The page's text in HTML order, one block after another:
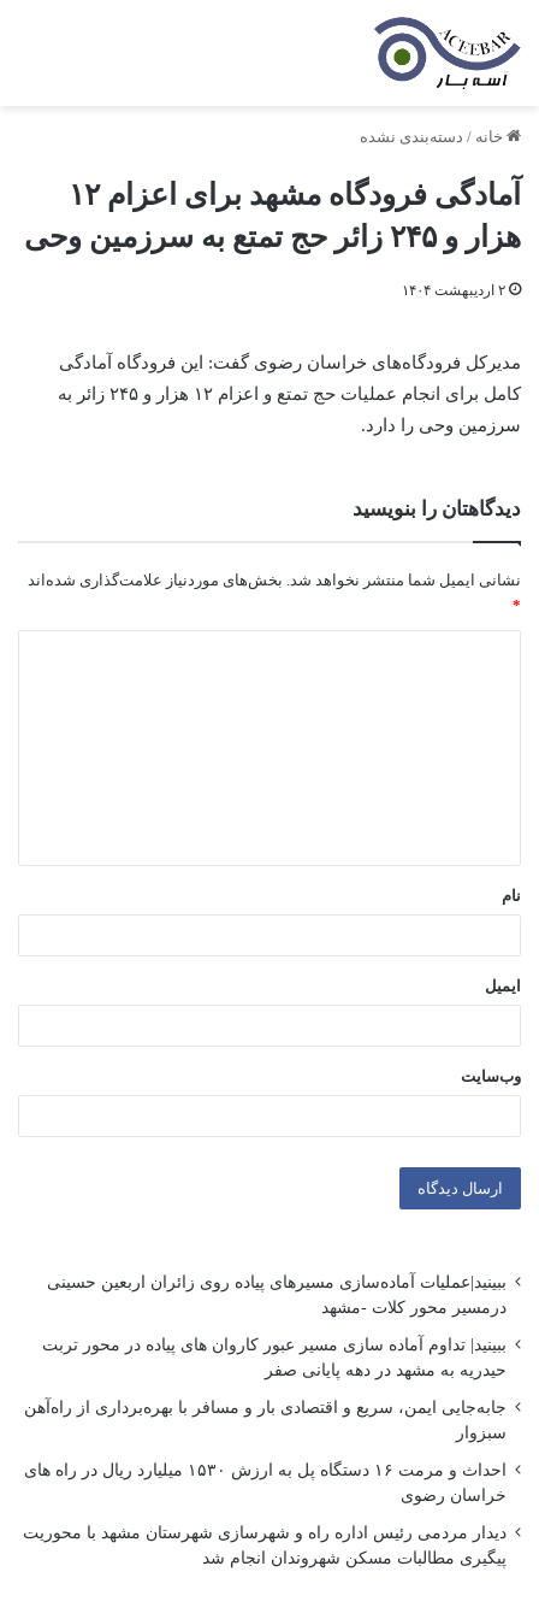
خانه / دسته‌بندی نشده
آمادگی فرودگاه مشهد برای اعزام ۱۲
هزار و ۲۴۵ زائر حج تمتع به سرزمین وحی
۲ اردیبهشت ۱۴۰۴
مدیرکل فرودگاه‌های خراسان رضوی گفت: این فرودگاه آمادگی
کامل برای انجام عملیات حج تمتع و اعزام ۱۲ هزار و ۲۴۵ زائر به
سرزمین وحی را دارد.
دیدگاهتان را بنویسید
نشانی ایمیل شما منتشر نخواهد شد. بخش‌های موردنیاز علامت‌گذاری شده‌اند
*
*
نام
ایمیل
وب‌سایت
ببینید|عملیات آماده‌سازی مسیرهای پیاده روی زائران اربعین حسینی
درمسیر محور کلات -مشهد
ببینید| تداوم آماده سازی مسیر عبور کاروان های پیاده در محور تربت
حیدریه به مشهد در دهه پایانی صفر
جابه‌جایی ایمن، سریع و اقتصادی بار و مسافر با بهره‌برداری از راه‌آهن
سبزوار
احداث و مرمت ۱۶ دستگاه پل به ارزش ۱۵۳۰ میلیارد ریال در راه های
خراسان رضوی
دیدار مردمی رئیس اداره راه و شهرسازی شهرستان مشهد با محوریت
پیگیری مطالبات مسکن شهروندان انجام شد